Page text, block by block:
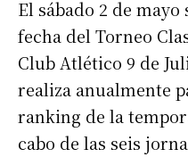
El sábado 2 de
fecha del Torneo
Club Atlético 9 de
realiza anualmente
ranking de la
cabo de las seis